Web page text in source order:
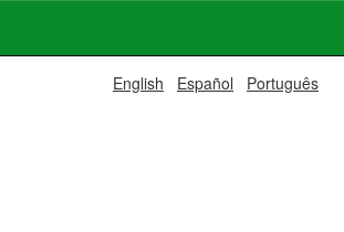
English Español Português